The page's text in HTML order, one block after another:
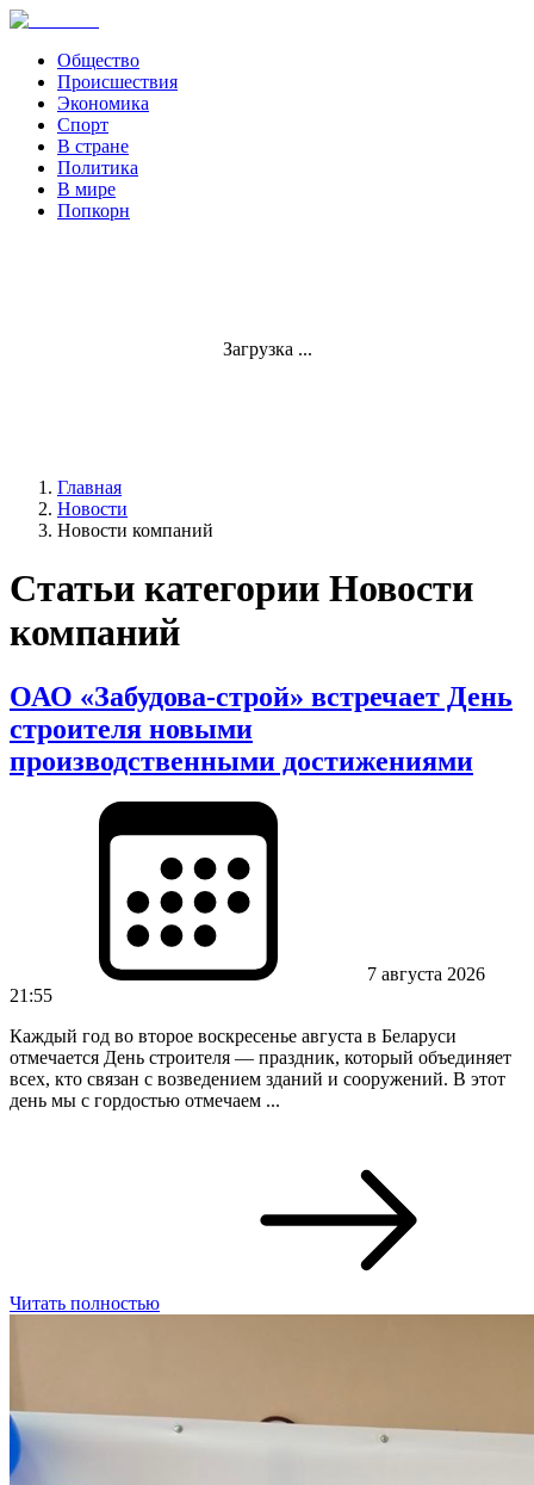
Общество
Происшествия
Экономика
Спорт
В стране
Политика
В мире
Попкорн
Загрузка ...
Главная
Новости
Новости компаний
Статьи категории Новости
компаний
ОАО «Забудова-строй» встречает День
строителя новыми
производственными достижениями
7 августа 2026
21:55
Каждый год во второе воскресенье августа в Беларуси
отмечается День строителя — праздник, который объединяет
всех, кто связан с возведением зданий и сооружений. В этот
день мы с гордостью отмечаем ...
Читать полностью